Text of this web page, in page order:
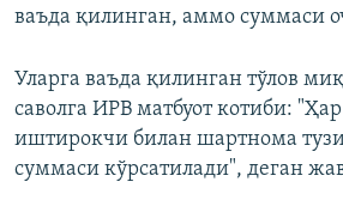
ваъда қилинган, аммо суммаси
Уларга ваъда қилинган тўлов
саволга ИРВ матбуот котиби:
иштирокчи билан шартнома
суммаси кўрсатилади", деган